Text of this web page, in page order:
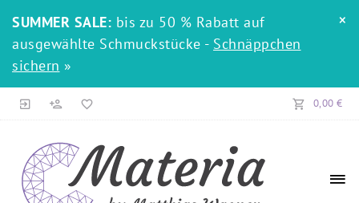
SUMMER SALE: bis zu 50 % Rabatt auf
ausgewählte Schmuckstücke - Schnäppchen
sichern »
×
0,00 €